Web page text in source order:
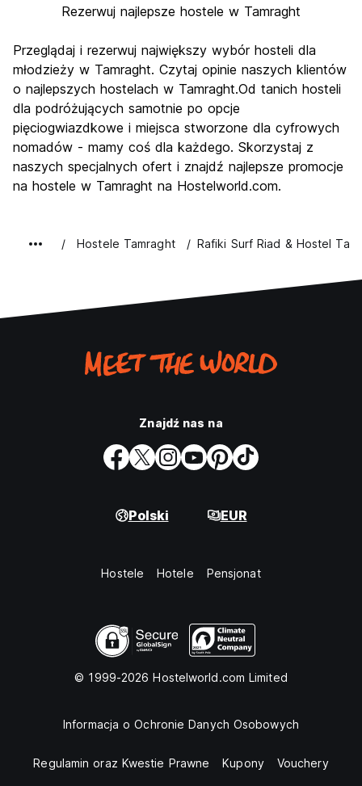
Rezerwuj najlepsze hostele w Tamraght
Przeglądaj i rezerwuj największy wybór hosteli dla
młodzieży w Tamraght. Czytaj opinie naszych klientów
o najlepszych hostelach w Tamraght.Od tanich hosteli
dla podróżujących samotnie po opcje
pięciogwiazdkowe i miejsca stworzone dla cyfrowych
nomadów - mamy coś dla każdego. Skorzystaj z
naszych specjalnych ofert i znajdź najlepsze promocje
na hostele w Tamraght na Hostelworld.com.
Hostele Tamraght Rafiki Surf Riad & Hostel
Znajdź nas na
Polski EUR
Hostele Hotele Pensjonat
© 1999-2026 Hostelworld.com Limited
Informacja o Ochronie Danych Osobowych
Regulamin oraz Kwestie Prawne Kupony Vouchery